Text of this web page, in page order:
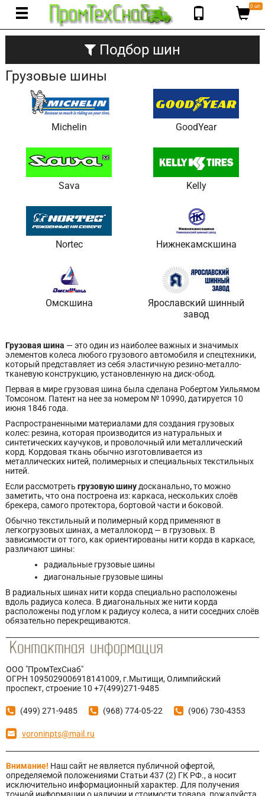
0 шт.
Подбор шин
Грузовые шины
Michelin GoodYear
Sava Kelly
Nortec Нижнекамскшина
Омскшина
Ярославский шинный
завод
Грузовая шина — это один из наиболее важных и значимых
элементов колеса любого грузового автомобиля и спецтехники,
который представляет из себя эластичную резино-металло-
тканевую конструкцию, установленную на диск-обод.
Первая в мире грузовая шина была сделана Робертом Уильямом
Томсоном. Патент на нее за номером № 10990, датируется 10
июня 1846 года.
Распространенными материалами для создания грузовых
колес: резина, которая производится из натуральных и
синтетических каучуков, и проволочный или металлический
корд. Кордовая ткань обычно изготовливается из
металлических нитей, полимерных и специальных текстильных
нитей.
Если рассмотреть грузовую шину досканально,то можно
заметить, что она построена из: каркаса, нескольких слоёв
брекера, самого протектора, бортовой части и боковой.
Обычно текстильный и полимерный корд применяют в
легкогрузовых шинах, а металлокорд — в грузовых. В
зависимости от того, как ориентированы нити корда в каркасе,
различают шины:
радиальные грузовые шины
диагональные грузовые шины
В радиальных шинах нити корда специально расположены
вдоль радиуса колеса. В диагональных же нити корда
расположены под углом к радиусу колеса, а нити соседних слоёв
обязательно перекрещиваются.
ООО "ПромТехСнаб"
ОГРН 1095029006918141009, г.Мытищи, Олимпийский
проспект, строение 10 +7(499)271-9485
(499) 271-9485 (968) 774-05-22 (906) 730-4353
voroninpts@mail.ru
Внимание! Наш сайт не является публичной офертой,
определяемой положениями Статьи 437 (2) ГК РФ., а носит
исключительно информационный характер. Для получения